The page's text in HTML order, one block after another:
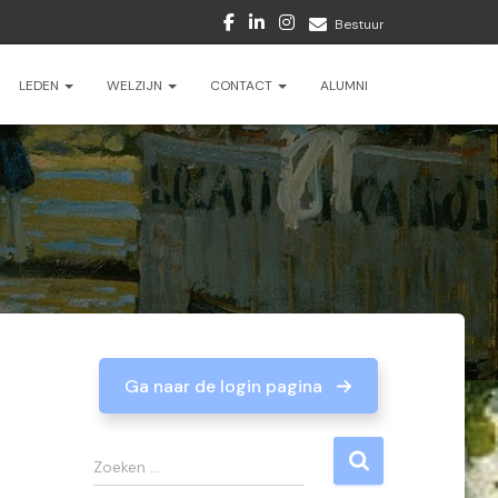
Bestuur
LEDEN WELZIJN CONTACT ALUMNI
Ga naar de login pagina
Z
o
Zoeken …